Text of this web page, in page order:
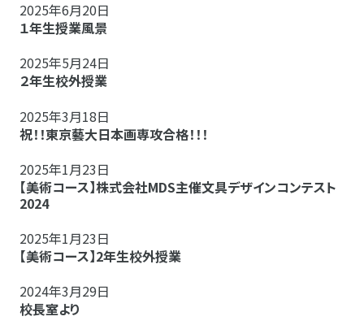
2025年6月20日
１年生授業風景
2025年5月24日
２年生校外授業
2025年3月18日
祝！！東京藝大日本画専攻合格！！！
2025年1月23日
【美術コース】株式会社MDS主催文具デザインコンテスト
2024
2025年1月23日
【美術コース】2年生校外授業
2024年3月29日
校長室より